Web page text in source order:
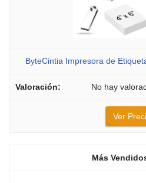
ByteCintia Impresora de
No hay
Ver